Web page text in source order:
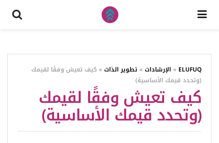
ELUFUQ
» الإرشادات » تطوير الذات »كيف تعيش وفقًا لقيمك
(وتحدد قيمك الأساسية)
كيف تعيش وفقًا لقيمك
(وتحدد قيمك الأساسية)